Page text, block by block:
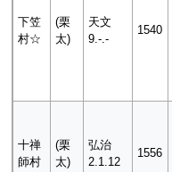
下笠
村☆
(栗
太)
天文
9.-.-
1540
十禅
師村
(栗
太)
弘治
2.1.12
1556